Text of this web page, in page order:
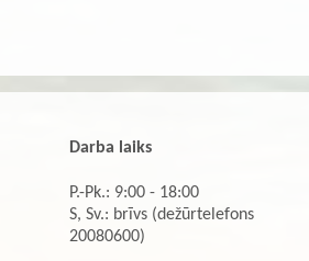
Darba laiks
P.-Pk.: 9:00 - 18:00
S, Sv.: brīvs (dežūrtelefons
20080600)